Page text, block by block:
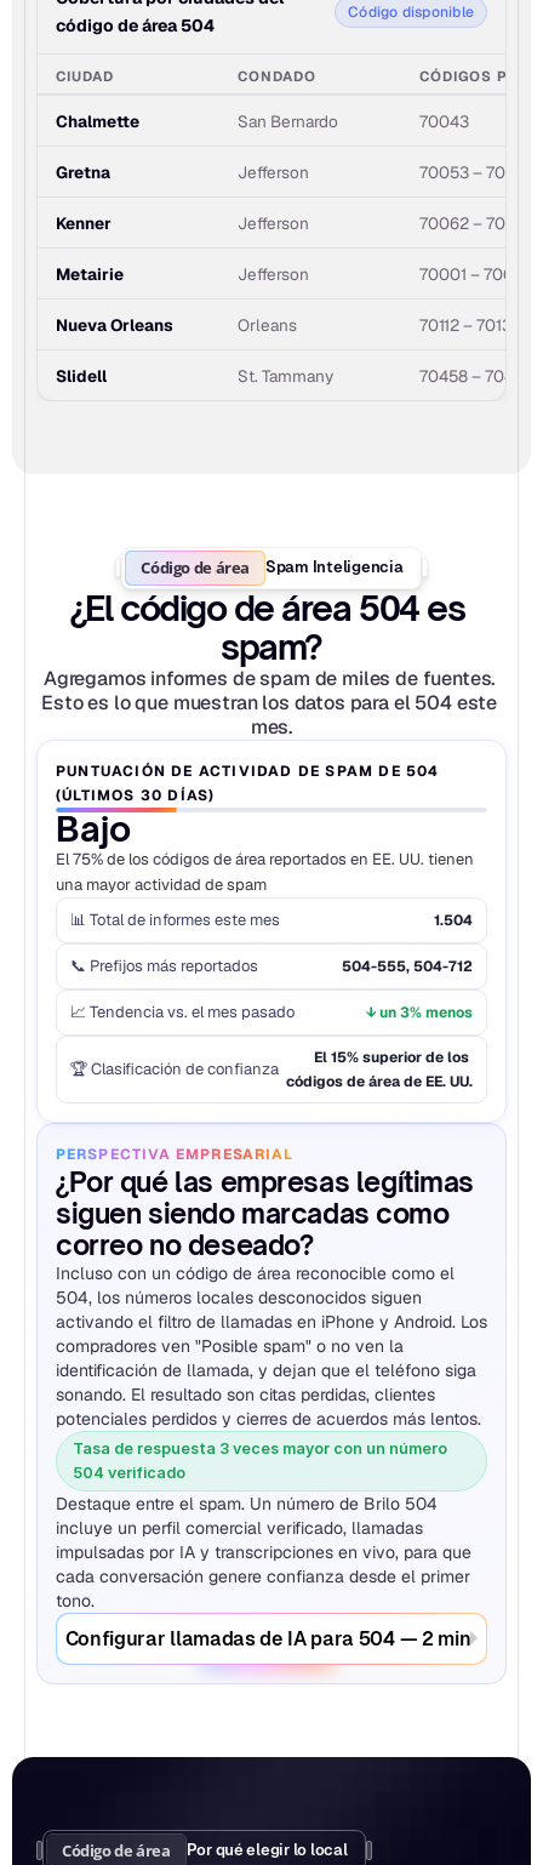
código de área 504
Código disponible
CIUDAD CONDADO CÓDIGOS
Chalmette San Bernardo 70043
Gretna Jefferson 70053 – 70056
Kenner Jefferson 70062 – 70065
Metairie Jefferson 70001 – 70006
Nueva Orleans Orleans 70112 – 70131
Slidell St. Tammany 70458 – 70461
Código de área Spam Inteligencia
¿El código de área 504 es
spam?
Agregamos informes de spam de miles de fuentes.
Esto es lo que muestran los datos para el 504 este
mes.
PUNTUACIÓN DE ACTIVIDAD DE SPAM DE 504
(ÚLTIMOS 30 DÍAS)
Bajo
El 75% de los códigos de área reportados en EE. UU. tienen
una mayor actividad de spam
📊 Total de informes este mes
1.504
📞 Prefijos más reportados 504-555, 504-712
📈 Tendencia vs. el mes pasado ↓ un 3% menos
🏆 Clasificación de confianza
El 15% superior de los
códigos de área de EE. UU.
PERSPECTIVA EMPRESARIAL
¿Por qué las empresas legítimas
siguen siendo marcadas como
correo no deseado?
Incluso con un código de área reconocible como el
504, los números locales desconocidos siguen
activando el filtro de llamadas en iPhone y Android. Los
compradores ven "Posible spam" o no ven la
identificación de llamada, y dejan que el teléfono siga
sonando. El resultado son citas perdidas, clientes
potenciales perdidos y cierres de acuerdos más lentos.
Tasa de respuesta 3 veces mayor con un número
504 verificado
Destaque entre el spam. Un número de Brilo 504
incluye un perfil comercial verificado, llamadas
impulsadas por IA y transcripciones en vivo, para que
cada conversación genere confianza desde el primer
tono.
Configurar llamadas de IA para 504 — 2 min
Código de área Por qué elegir lo local